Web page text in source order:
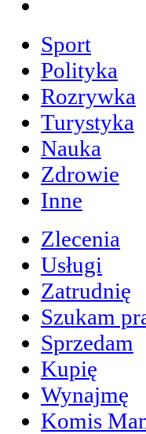
Sport
Polityka
Rozrywka
Turystyka
Nauka
Zdrowie
Inne
Zlecenia
Usługi
Zatrudnię
Szukam
Sprzedam
Kupię
Wynajmę
Komis